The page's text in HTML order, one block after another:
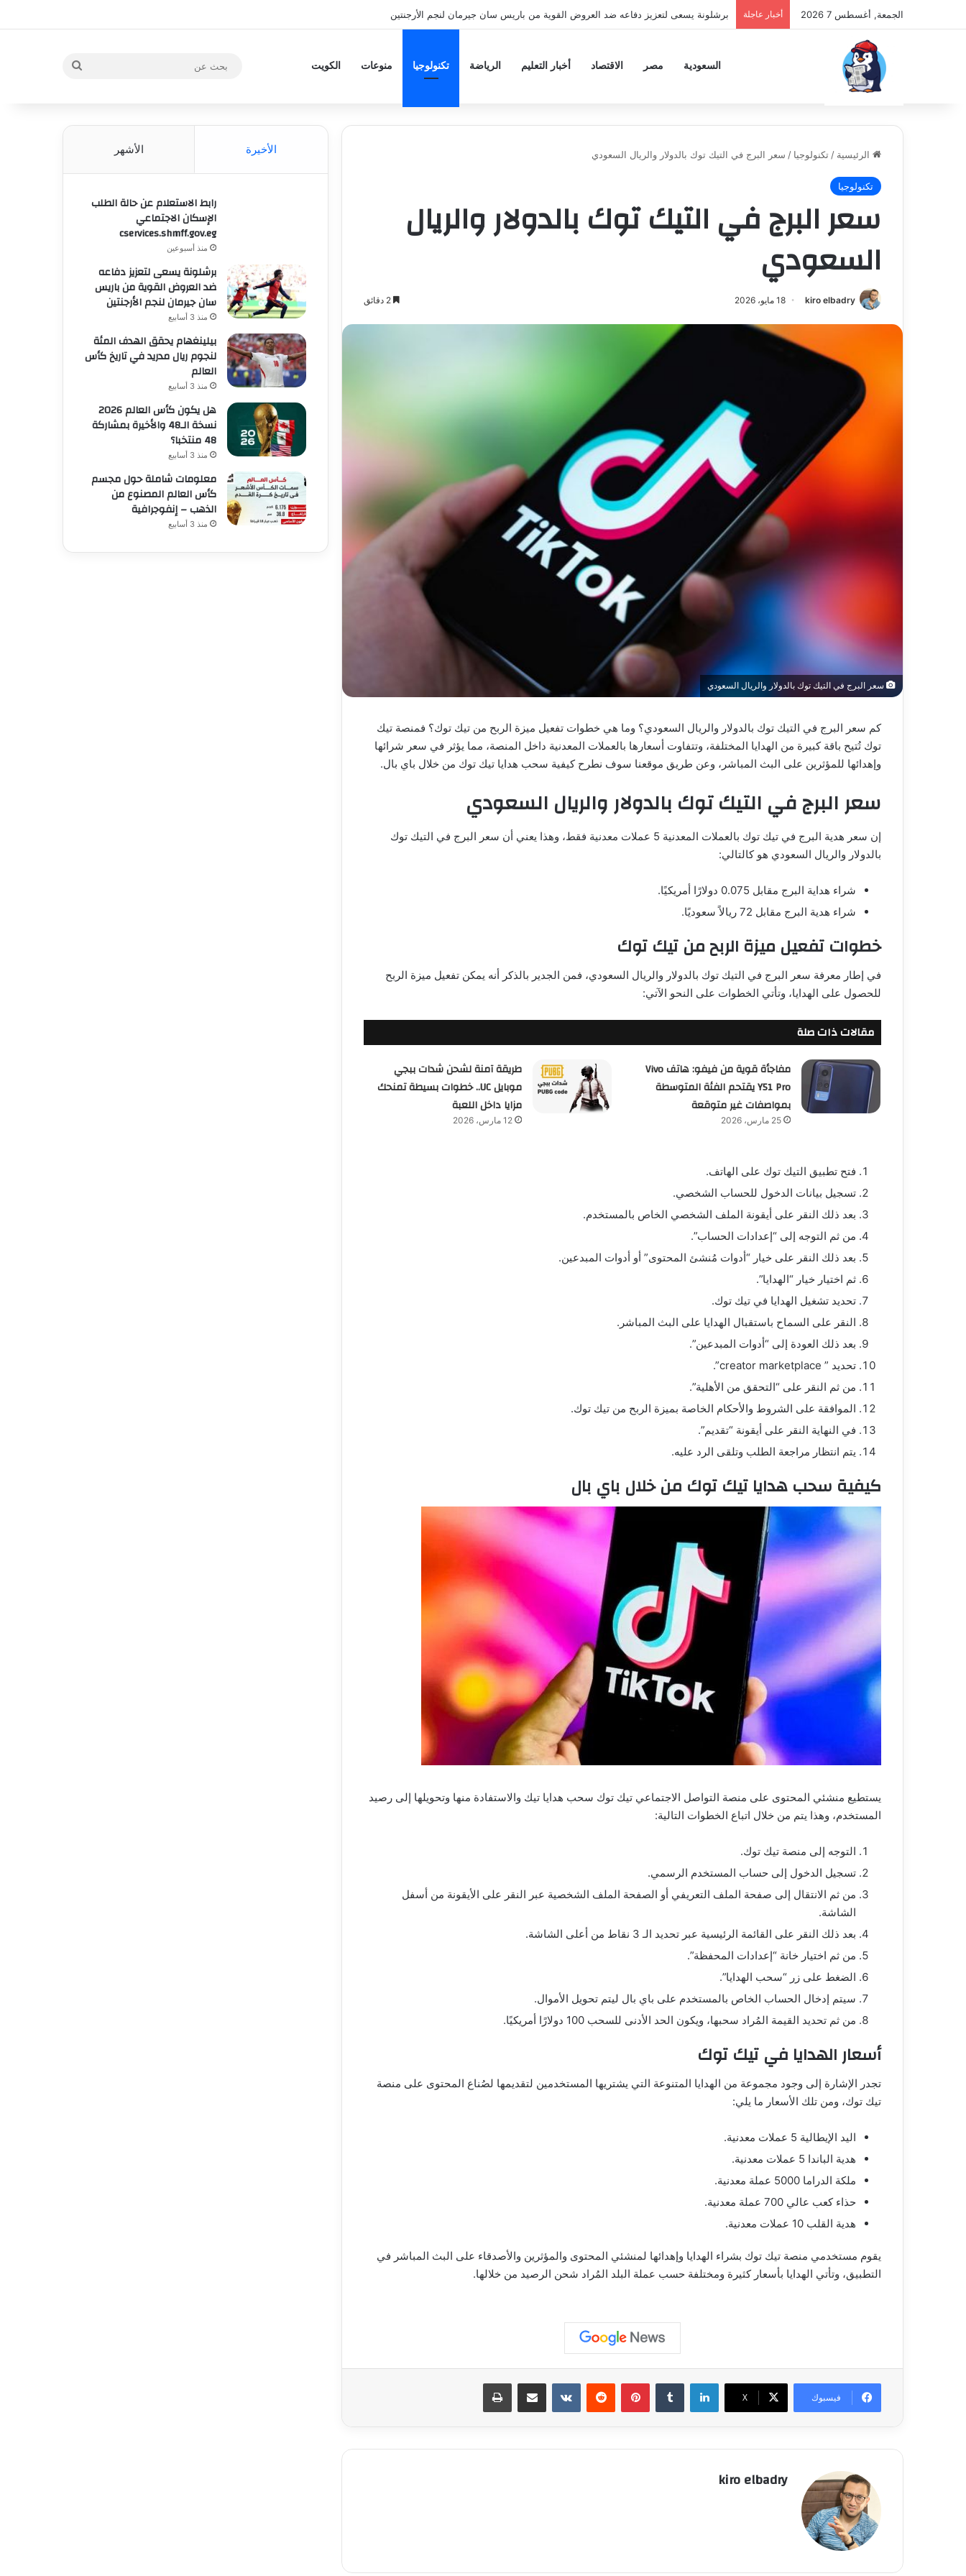
الجمعة, أغسطس 7 2026 أخبار عاجلة برشلونة يسعى لتعزيز دفاعه ضد العروض القوية من باريس سان جيرمان لنجم الأرجنتين
السعودية مصر الاقتصاد أخبار التعليم الرياضة تكنولوجيا منوعات الكويت
بحث
الرئيسية / تكنولوجيا / سعر البرج في التيك توك بالدولار والريال السعودي
تكنولوجيا
سعر البرج في التيك توك بالدولار والريال
السعودي
kiro elbadry 18 مايو، 2026
سعر البرج في التيك توك بالدولار والريال السعودي
كم سعر البرج في التيك توك بالدولار والريال السعودي؟ وما هي خطوات تفعيل ميزة الربح من تيك توك؟ فمنصة تيك
توك تُتيح باقة كبيرة من الهدايا المختلفة، وتتفاوت أسعارها بالعملات المعدنية داخل المنصة، مما يؤثر في سعر شرائها
وإهدائها للمؤثرين على البث المباشر، وعن طريق موقعنا سوف نطرح كيفية سحب هدايا تيك توك من خلال باي بال.
سعر البرج في التيك توك بالدولار والريال السعودي
إن سعر هدية البرج في تيك توك بالعملات المعدنية 5 عملات معدنية فقط، وهذا يعني أن سعر البرج في التيك توك
بالدولار والريال السعودي هو كالتالي:
شراء هداية البرج مقابل 0.075 دولارًا أمريكيًا.
شراء هدية البرج مقابل 72 ريالاً سعوديًا.
خطوات تفعيل ميزة الربح من تيك توك
في إطار معرفة سعر البرج في التيك توك بالدولار والريال السعودي، فمن الجدير بالذكر أنه يمكن تفعيل ميزة الربح
للحصول على الهدايا، وتأتي الخطوات على النحو الآتي:
مقالات ذات صلة
مفاجأة قوية من فيفو: هاتف Vivo
Y51 Pro يقتحم الفئة المتوسطة
بمواصفات غير متوقعة
25 مارس، 2026
طريقة آمنة لشحن شدات ببجي
موبايل UC.. خطوات بسيطة تمنحك
مزايا داخل اللعبة
12 مارس، 2026
فتح تطبيق التيك توك على الهاتف.
تسجيل بيانات الدخول للحساب الشخصي.
بعد ذلك النقر على أيقونة الملف الشخصي الخاص بالمستخدم.
من ثم التوجه إلى “إعدادات الحساب”.
بعد ذلك النقر على خيار “أدوات مُنشئ المحتوى” أو أدوات المبدعين.
ثم اختيار خيار “الهدايا”.
تحديد تشغيل الهدايا في تيك توك.
النقر على السماح باستقبال الهدايا على البث المباشر.
بعد ذلك العودة إلى “أدوات المبدعين”.
تحديد ” creator marketplace”.
من ثم النقر على “التحقق من الأهلية”.
الموافقة على الشروط والأحكام الخاصة بميزة الربح من تيك توك.
في النهاية النقر على أيقونة “تقديم”.
يتم انتظار مراجعة الطلب وتلقى الرد عليه.
كيفية سحب هدايا تيك توك من خلال باي بال
يستطيع منشئي المحتوى على منصة التواصل الاجتماعي تيك توك سحب هدايا تيك والاستفادة منها وتحويلها إلى رصيد
المستخدم، وهذا يتم من خلال اتباع الخطوات التالية:
التوجه إلى منصة تيك توك.
تسجيل الدخول إلى حساب المستخدم الرسمي.
من ثم الانتقال إلى صفحة الملف التعريفي أو الصفحة الملف الشخصية عبر النقر على الأيقونة من أسفل
الشاشة.
بعد ذلك النقر على القائمة الرئيسية عبر تحديد الـ 3 نقاط من أعلى الشاشة.
من ثم اختيار خانة “إعدادات المحفظة”.
الضغط على زر “سحب الهدايا”.
سيتم إدخال الحساب الخاص بالمستخدم على باي بال ليتم تحويل الأموال.
من ثم تحديد القيمة المُراد سحبها، ويكون الحد الأدنى للسحب 100 دولارًا أمريكيًا.
أسعار الهدايا في تيك توك
تجدر الإشارة إلى وجود مجموعة من الهدايا المتنوعة التي يشتريها المستخدمين لتقديمها لصُناع المحتوى على منصة
تيك توك، ومن تلك الأسعار ما يلي:
اليد الإيطالية 5 عملات معدنية.
هدية الباندا 5 عملات معدنية.
ملكة الدراما 5000 عملة معدنية.
حذاء كعب عالي 700 عملة معدنية.
هدية القلب 10 عملات معدنية.
يقوم مستخدمي منصة تيك توك بشراء الهدايا وإهدائها لمنشئي المحتوى والمؤثرين والأصدقاء على البث المباشر في
التطبيق، وتأتي الهدايا بأسعار كثيرة ومختلفة حسب عملة البلد المُراد شحن الرصيد من خلالها.
فيسبوك ‫X
لينكدإن بينتيريست مشاركة عبر البريد طباعة
kiro elbadry
الأخيرة الأشهر
رابط الاستعلام عن حالة الطلب
الإسكان الاجتماعي
cservices.shmff.gov.eg
منذ أسبوعين
برشلونة يسعى لتعزيز دفاعه
ضد العروض القوية من باريس
سان جيرمان لنجم الأرجنتين
منذ 3 أسابيع
بيلينغهام يحقق الهدف المئة
لنجوم ريال مدريد في تاريخ كأس
العالم
منذ 3 أسابيع
هل يكون كأس العالم 2026
نسخة الـ48 والأخيرة بمشاركة
48 منتخبا؟
منذ 3 أسابيع
معلومات شاملة حول مجسم
كأس العالم المصنوع من
الذهب – إنفوجرافية
منذ 3 أسابيع